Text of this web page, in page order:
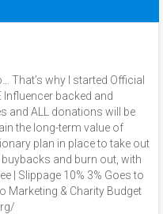
That’s why I started Official
Influencer backed and
and ALL donations will be
the long-term value of
plan in place to take out
and burn out, with
| Slippage 10% 3% Goes to
Marketing & Charity Budget